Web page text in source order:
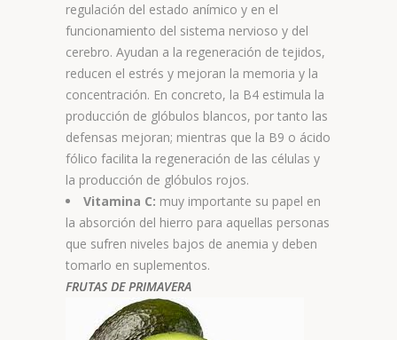
regulación del estado anímico y en el
funcionamiento del sistema nervioso y del
cerebro. Ayudan a la regeneración de tejidos,
reducen el estrés y mejoran la memoria y la
concentración. En concreto, la B4 estimula la
producción de glóbulos blancos, por tanto las
defensas mejoran; mientras que la B9 o ácido
fólico facilita la regeneración de las células y
la producción de glóbulos rojos.
Vitamina C: muy importante su papel en
la absorción del hierro para aquellas personas
que sufren niveles bajos de anemia y deben
tomarlo en suplementos.
FRUTAS DE PRIMAVERA